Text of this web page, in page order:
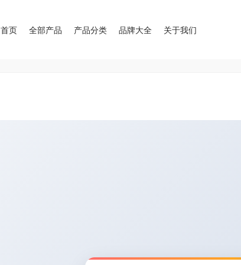
首页 全部产品 产品分类 品牌大全 关于我们